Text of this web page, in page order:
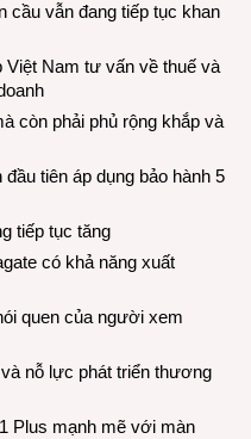
cầu vẫn đang tiếp tục khan
Việt Nam tư vấn về thuế và
còn phải phủ rộng khắp và
tiên áp dụng bảo hành 5
tiếp tục tăng
có khả năng xuất
quen của người xem
nỗ lực phát triển thương
Plus mạnh mẽ với màn